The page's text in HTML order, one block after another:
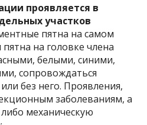
проявляется в
участков
пятна на самом
на головке члена
белыми, синими,
сопровождаться
без него. Проявления,
заболеваниям, а
механическую